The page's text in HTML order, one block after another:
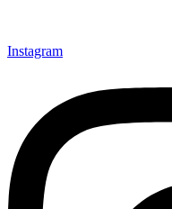
Instagram